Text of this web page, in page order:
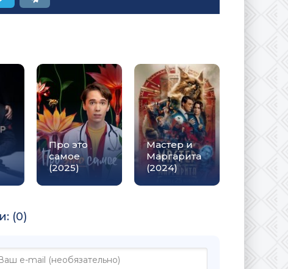
Про это
самое
(2025)
Мастер и
Маргарита
(2024)
(0)